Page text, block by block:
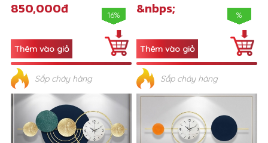
850,000đ 16%
Sắp cháy hàng
&nbps; %
Sắp cháy hàng